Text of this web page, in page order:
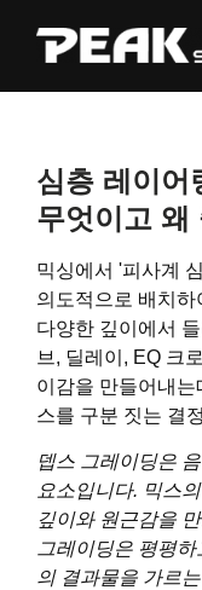
심층 레이어
무엇이고 왜
믹싱에서 '피사계
의도적으로 배치
다양한 깊이에서
브, 딜레이, EQ 크
이감을 만들어내는
스를 구분 짓는 결
뎁스 그레이딩은
요소입니다. 믹스
깊이와 원근감을
그레이딩은 평평
의 결과물을 가르